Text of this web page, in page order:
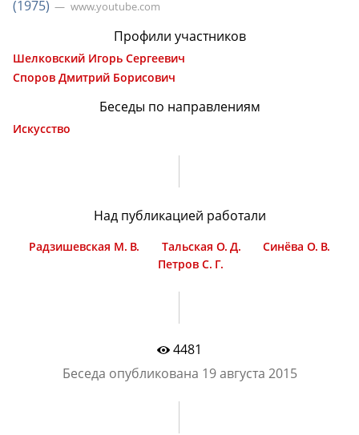
(1975)
www.youtube.com
Профили участников
Шелковский Игорь Сергеевич
Споров Дмитрий Борисович
Беседы по направлениям
Искусство
Над публикацией работали
Радзишевская М. В. Тальская О. Д.
Синёва О. В.
Петров С. Г.
4481
Беседа опубликована 19 августа 2015